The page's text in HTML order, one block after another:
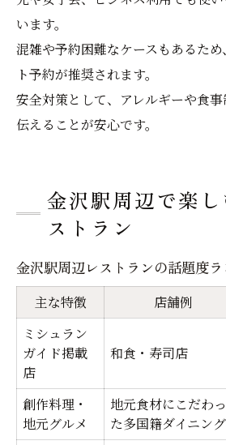
います。
混雑や予約困難なケースもあるた
ト予約が推奨されます。
安全対策として、アレルギーや食
伝えることが安心です。
金沢駅周辺で楽
ストラン
金沢駅周辺レストランの話題度
主な特徴 店舗例
ミシュラン
ガイド掲載
店
和食・寿司店
創作料理・
地元グルメ
地元食材にこだわっ
た多国籍ダイニング